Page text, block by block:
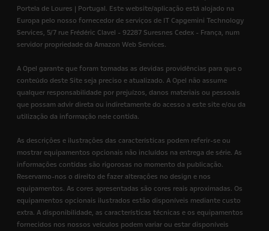
Portela de Loures | Portugal. Este website/aplicação está alojado na
Europa pelo nosso fornecedor de serviços de IT Capgemini Technology
Services, 5/7 rue Frédéric Clavel - 92287 Suresnes Cedex - França, num
servidor propriedade da Amazon Web Services.
A Opel garante que foram tomadas as devidas providências para que o
conteúdo deste Site seja preciso e atualizado. A Opel não assume
qualquer responsabilidade por prejuízos, danos materiais ou pessoais
que possam advir direta ou indiretamente do acesso a este site e/ou da
utilização da informação nele contida.
As descrições e ilustrações das características podem referir-se ou
mostrar equipamentos opcionais não incluídos na entrega de série. As
informações contidas são rigorosas no momento da publicação.
Reservamo-nos o direito de fazer alterações no design e nos
equipamentos. As cores apresentadas são cores reais aproximadas. Os
equipamentos opcionais ilustrados estão disponíveis mediante custo
extra. A disponibilidade, as características técnicas e os equipamentos
fornecidos nos nossos veículos podem variar ou estar disponíveis